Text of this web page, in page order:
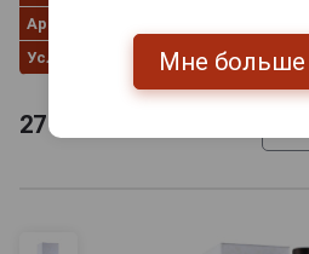
Артикул
Условия продаж
27 787
Мне больше